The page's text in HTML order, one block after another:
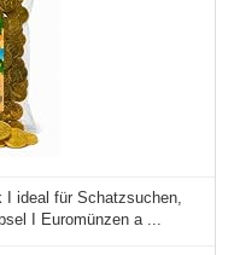
ideal für Schatzsuchen,
I Euromünzen a ...